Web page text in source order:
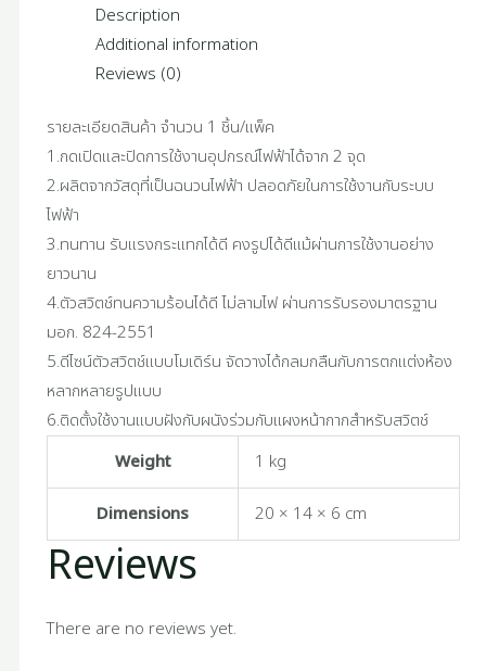
Description
Additional information
Reviews (0)
รายละเอียดสินค้า จำนวน 1 ชิ้น/แพ็ค
1.กดเปิดและปิดการใช้งานอุปกรณ์ไฟฟ้าได้จาก 2 จุด
2.ผลิตจากวัสดุที่เป็นฉนวนไฟฟ้า ปลอดภัยในการใช้งานกับระบบ
ไฟฟ้า
3.ทนทาน รับแรงกระแทกได้ดี คงรูปได้ดีแม้ผ่านการใช้งานอย่าง
ยาวนาน
4.ตัวสวิตช์ทนความร้อนได้ดี ไม่ลามไฟ ผ่านการรับรองมาตรฐาน
มอก. 824-2551
5.ดีไซน์ตัวสวิตช์แบบโมเดิร์น จัดวางได้กลมกลืนกับการตกแต่งห้อง
หลากหลายรูปแบบ
6.ติดตั้งใช้งานแบบฝังกับผนังร่วมกับแผงหน้ากากสำหรับสวิตช์
Weight
1 kg
Dimensions 20 × 14 × 6 cm
Reviews
There are no reviews yet.